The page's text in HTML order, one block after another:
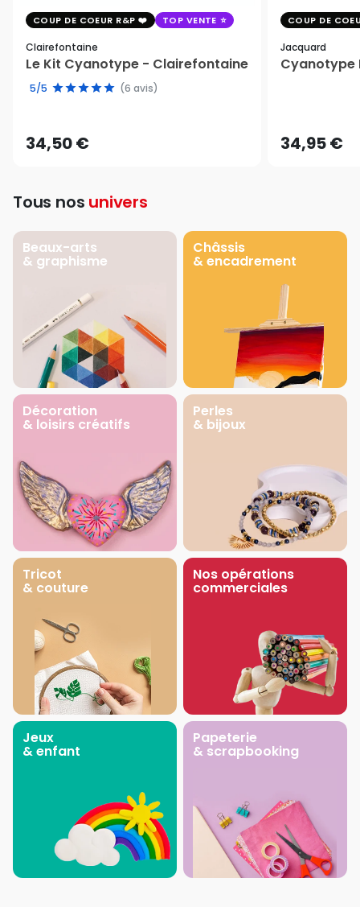
COUP DE COEUR R&P TOP VENTE
Clairefontaine
Le Kit Cyanotype - Clairefontaine
5/5 (6 avis)
34,50 €
COUP DE
Jacquard
Cyanotype
34,95 €
Tous nos univers
Beaux-arts
& graphisme
Châssis
& encadrement
Décoration
& loisirs créatifs
Perles
& bijoux
Tricot
& couture
Nos opérations
commerciales
Jeux
& enfant
Papeterie
& scrapbooking